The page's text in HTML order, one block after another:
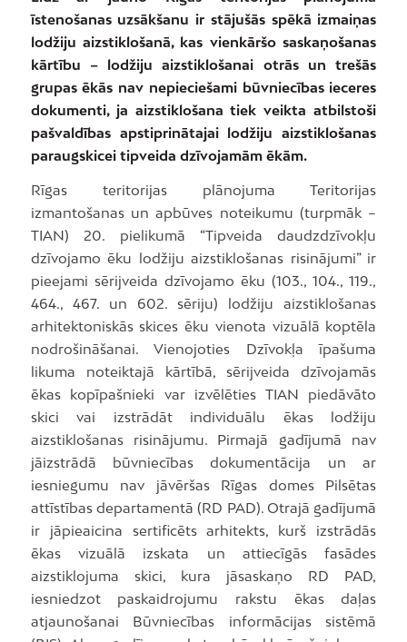
īstenošanas uzsākšanu ir stājušās spēkā izmaiņas
lodžiju aizstiklošanā, kas vienkāršo saskaņošanas
kārtību – lodžiju aizstiklošanai otrās un trešās
grupas ēkās nav nepieciešami būvniecības ieceres
dokumenti, ja aizstiklošana tiek veikta atbilstoši
pašvaldības apstiprinātajai lodžiju aizstiklošanas
paraugskicei tipveida dzīvojamām ēkām.
Rīgas teritorijas plānojuma Teritorijas
izmantošanas un apbūves noteikumu (turpmāk –
TIAN) 20. pielikumā “Tipveida daudzdzīvokļu
dzīvojamo ēku lodžiju aizstiklošanas risinājumi” ir
pieejami sērijveida dzīvojamo ēku (103., 104., 119.,
464., 467. un 602. sēriju) lodžiju aizstiklošanas
arhitektoniskās skices ēku vienota vizuālā koptēla
nodrošināšanai. Vienojoties Dzīvokļa īpašuma
likuma noteiktajā kārtībā, sērijveida dzīvojamās
ēkas kopīpašnieki var izvēlēties TIAN piedāvāto
skici vai izstrādāt individuālu ēkas lodžiju
aizstiklošanas risinājumu. Pirmajā gadījumā nav
jāizstrādā būvniecības dokumentācija un ar
iesniegumu nav jāvēršas Rīgas domes Pilsētas
attīstības departamentā (RD PAD). Otrajā gadījumā
ir jāpieaicina sertificēts arhitekts, kurš izstrādās
ēkas vizuālā izskata un attiecīgās fasādes
aizstiklojuma skici, kura jāsaskaņo RD PAD,
iesniedzot paskaidrojumu rakstu ēkas daļas
atjaunošanai Būvniecības informācijas sistēmā